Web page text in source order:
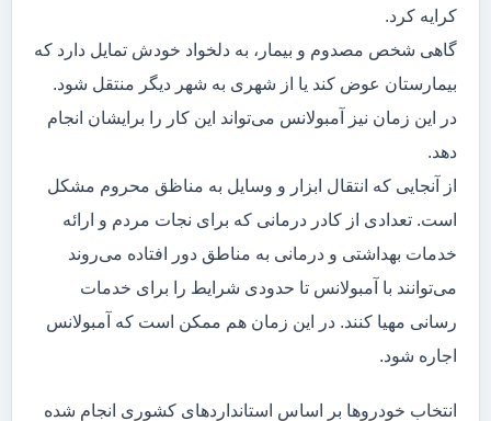
کرایه کرد.
گاهی شخص مصدوم و بیمار، به دلخواد خودش تمایل دارد که
بیمارستان عوض کند یا از شهری به شهر دیگر منتقل شود.
در این زمان نیز آمبولانس می‌تواند این کار را برایشان انجام
دهد.
از آنجایی که انتقال ابزار و وسایل به مناظق محروم مشکل
است. تعدادی از کادر درمانی که برای نجات مردم و ارائه
خدمات بهداشتی و درمانی به مناطق دور افتاده می‌روند
می‌توانند با آمبولانس تا حدودی شرایط را برای خدمات
رسانی مهیا کنند. در این زمان هم ممکن است که آمبولانس
اجاره شود.
انتخاب خودروها بر اساس استانداردهای کشوری انجام شده